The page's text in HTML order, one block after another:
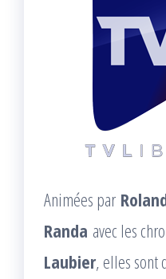
Animées par
Randa avec les
Laubier, elles sont